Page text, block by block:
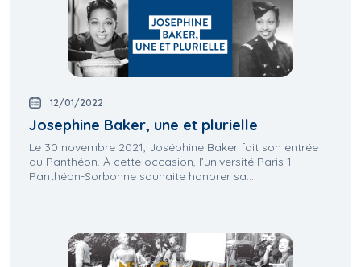
12/01/2022
Josephine Baker, une et plurielle
Le 30 novembre 2021, Joséphine Baker fait son entrée
au Panthéon. À cette occasion, l’université Paris 1
Panthéon-Sorbonne souhaite honorer sa...